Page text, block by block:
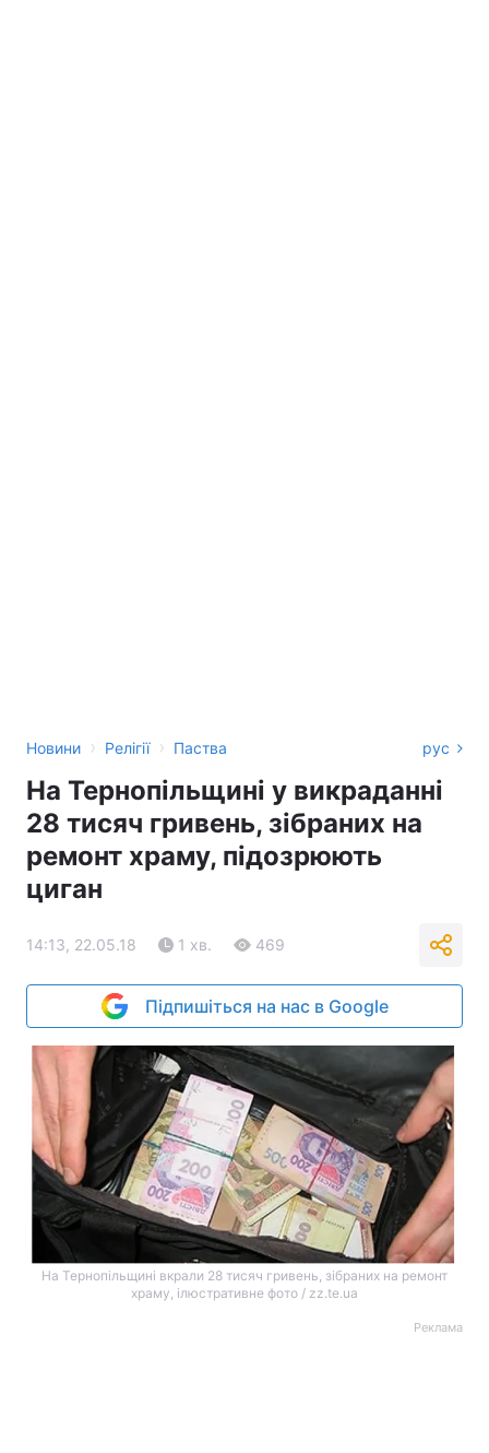
Новини › Релігії › Паства рус
На Тернопільщині у викраданні
28 тисяч гривень, зібраних на
ремонт храму, підозрюють
циган
14:13, 22.05.18 1 хв. 469
Підпишіться на нас в Google
На Тернопільщині вкрали 28 тисяч гривень, зібраних на ремонт
храму, ілюстративне фото / zz.te.ua
Реклама